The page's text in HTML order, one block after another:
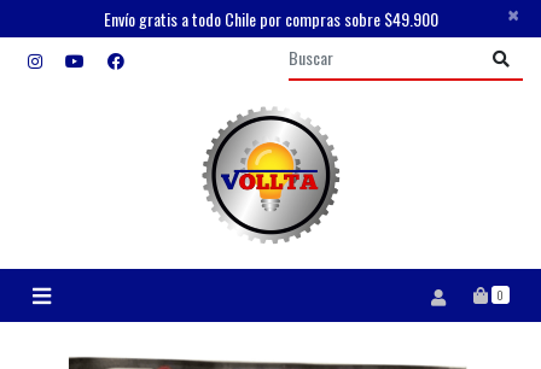
Envío gratis a todo Chile por compras sobre $49.900 ×
0